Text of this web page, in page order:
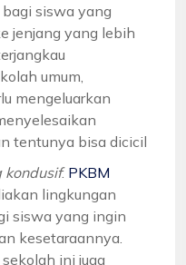
siswa yang
jenjang yang lebih
umum,
mengeluarkan
tentunya bisa dicicil
kondusif: PKBM
lingkungan
siswa yang ingin
kesetaraannya.
ini juga